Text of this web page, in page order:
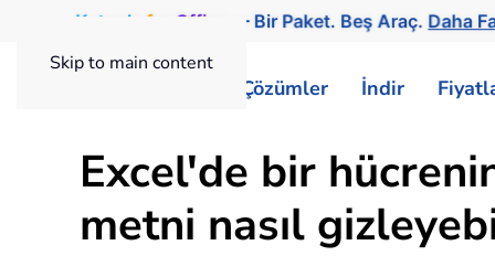
Skip to main content
Kutools for Office — Bir Paket. Beş Araç.Daha
Çözümler İndir
Excel'de bir
metni nasıl